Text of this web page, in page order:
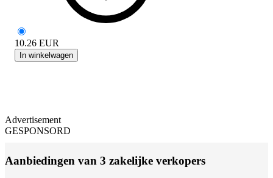
10.26 EUR
In winkelwagen
Advertisement
GESPONSORD
Aanbiedingen van 3 zakelijke verkopers